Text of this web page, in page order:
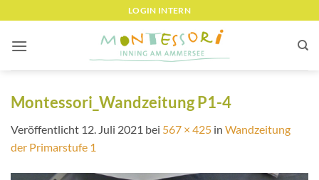
springen
LOGIN INTERN
Montessori_Wandzeitung P1-4
Veröffentlicht 12. Juli 2021 bei 567 × 425 in Wandzeitung
der Primarstufe 1